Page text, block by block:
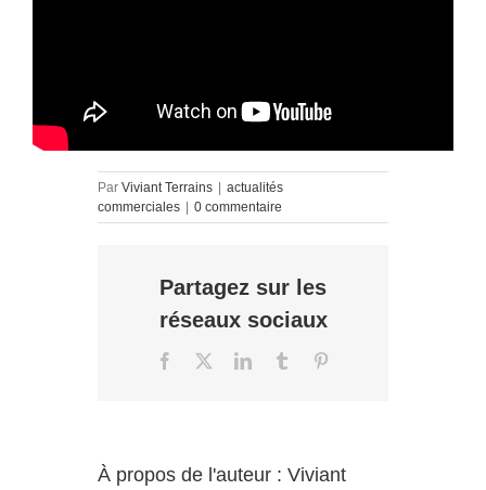
Par Viviant Terrains
actualités
commerciales
0 commentaire
Partagez sur les
réseaux sociaux
Facebook LinkedInTumblr
À propos de l'auteur : Viviant